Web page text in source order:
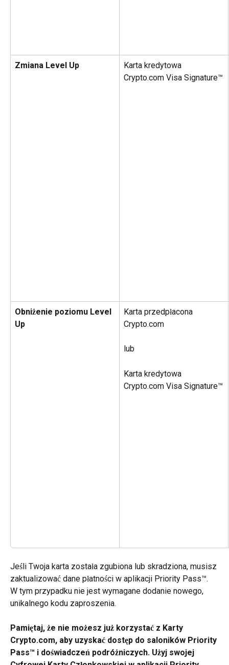
Zmiana Level Up
Karta kredytowa
Crypto.com Visa Signature™
Obniżenie poziomu Level
Up
Karta przedpłacona
Crypto.com
lub
Karta kredytowa
Crypto.com Visa Signature™
Jeśli Twoja karta została zgubiona lub skradziona, musisz
zaktualizować dane płatności w aplikacji Priority Pass™.
W tym przypadku nie jest wymagane dodanie nowego,
unikalnego kodu zaproszenia.
Pamiętaj, że nie możesz już korzystać z Karty
Crypto.com, aby uzyskać dostęp do saloników Priority
Pass™ i doświadczeń podróżniczych. Użyj swojej